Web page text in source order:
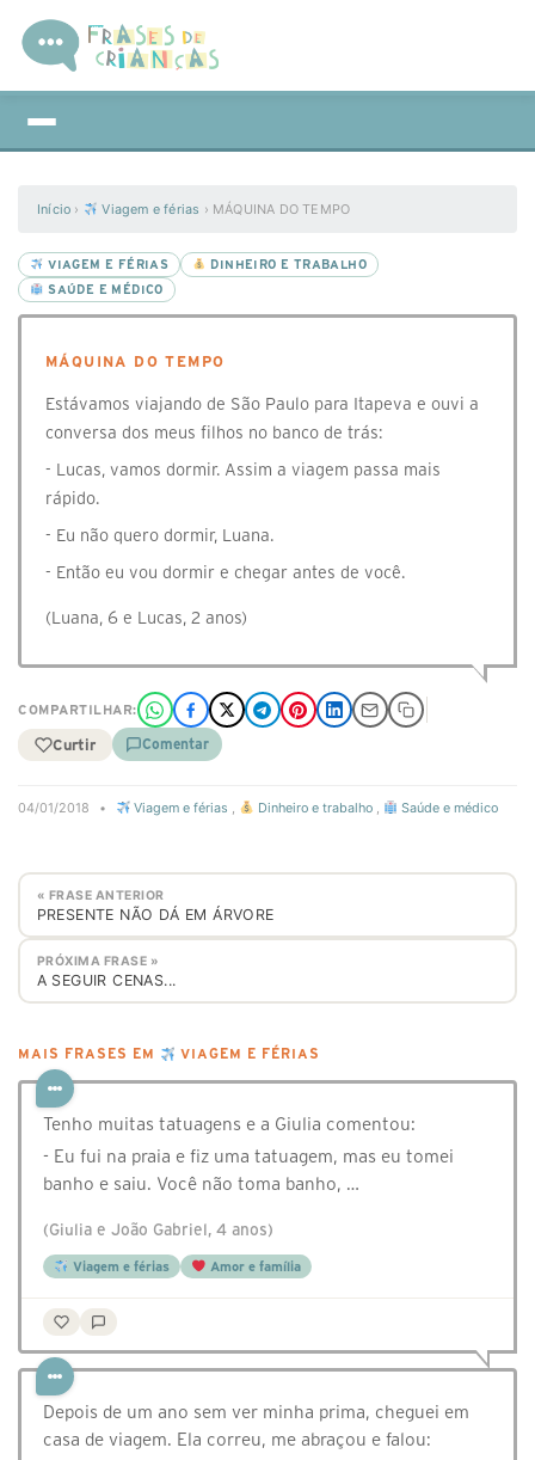
Início › Viagem e férias › MÁQUINA DO TEMPO
VIAGEM E FÉRIAS
DINHEIRO E TRABALHO
SAÚDE E MÉDICO
MÁQUINA DO TEMPO
Estávamos viajando de São Paulo para Itapeva e ouvi a
conversa dos meus filhos no banco de trás:
- Lucas, vamos dormir. Assim a viagem passa mais
rápido.
- Eu não quero dormir, Luana.
- Então eu vou dormir e chegar antes de você.
(Luana, 6 e Lucas, 2 anos)
COMPARTILHAR:
Curtir Comentar
04/01/2018 • Viagem e férias , Dinheiro e trabalho, Saúde e médico
« FRASE ANTERIOR
PRESENTE NÃO DÁ EM ÁRVORE
PRÓXIMA FRASE »
A SEGUIR CENAS...
MAIS FRASES EM VIAGEM E FÉRIAS
Tenho muitas tatuagens e a Giulia comentou:
- Eu fui na praia e fiz uma tatuagem, mas eu tomei
banho e saiu. Você não toma banho, …
(Giulia e João Gabriel, 4 anos)
Viagem e férias Amor e família
Depois de um ano sem ver minha prima, cheguei em
casa de viagem. Ela correu, me abraçou e falou: